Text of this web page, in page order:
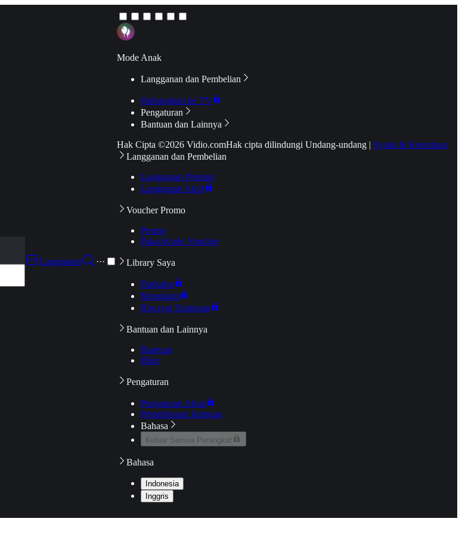
Langganan
···
Mode Anak
Langganan dan Pembelian
Hubungkan ke TV
Pengaturan
Bantuan dan Lainnya
Hak Cipta ©2026 Vidio.comHak cipta dilindungi Undang-undang | Syarat & Ketentuan
Langganan dan Pembelian
Langganan Premier
Langganan Aktif
Voucher Promo
Promo
Pakai Kode Voucher
Library Saya
Daftarku
Mengikuti
Riwayat Tontonan
Bantuan dan Lainnya
Bantuan
Blog
Pengaturan
Pengaturan Akun
Pemeriksaan Jaringan
Bahasa
Keluar Semua Perangkat
Bahasa
Indonesia
Inggris